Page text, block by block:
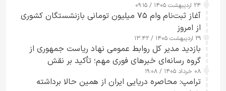
کامل مردم تا ۲۴ ساعت آینده
۲۴ اردیبهشت ۱۴۰۵ / ۰۹:۱۵
آغاز ثبت‌نام وام ۷۵ میلیون تومانی بازنشستگان کشوری
از امروز
۲۹ اردیبهشت ۱۴۰۵ / ۱۳:۴۲
بازدید مدیر کل روابط عمومی نهاد ریاست جمهوری از
گروه رسانه‌ای خبرهای فوری مهم؛ تأکید بر نقش
رسانه‌های هوشمند و مسئول در ارتقای آگاهی عمومی
۰۸ خرداد ۱۴۰۵ / ۱۹:۰۸
ترامپ: محاصره دریایی ایران از همین حالا برداشته